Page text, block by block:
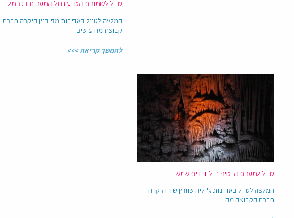
טיול לשמורת הטבע נחל המערות בכרמל
המלצה לטיול באדיבות מזי בנין היקרה חברת
קבוצת מה עושים
להמשך קריאה >>>
טיול למערת הנטיפים ליד בית שמש
המלצה לטיול באדיבות ג'וליה שוורץ שיר היקרה
חברת הקבוצה מה